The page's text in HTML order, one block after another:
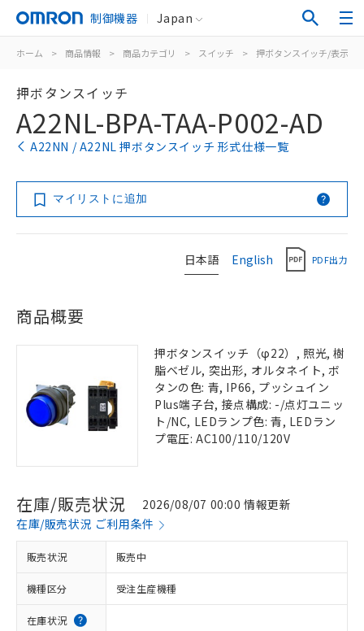
制御機器 Japan
ホーム > 商品情報 > 商品カテゴリ > スイッチ > 押ボタンスイッチ/表示灯
押ボタンスイッチ
A22NL-BPA-TAA-P002-AD
A22NN / A22NL 押ボタンスイッチ 形式仕様一覧
マイリストに追加
日本語 English PDF出力
商品概要
押ボタンスイッチ（φ22）, 照光, 樹
脂ベゼル, 突出形, オルタネイト, ボ
タンの色: 青, IP66, プッシュイン
Plus端子台, 接点構成: -/点灯ユニッ
ト/NC, LEDランプ色: 青, LEDラン
プ電圧: AC100/110/120V
在庫/販売状況
2026/08/07 00:00 情報更新
在庫/販売状況 ご利用条件
販売状況 販売中
機種区分 受注生産機種
在庫状況